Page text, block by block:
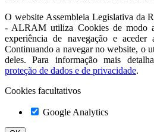
O website Assembleia Legislativa da
- ALRAM utiliza Cookies de modo
experiência de navegação e aceder
Continuando a navegar no website, o
deles. Para informação mais
proteção de dados e de privacidade.
Cookies facultativos
Google Analytics